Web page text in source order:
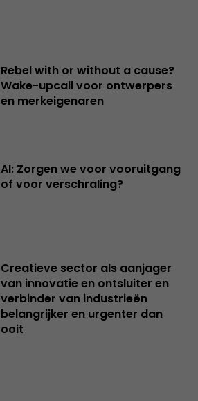
Rebel with or without a cause?
Wake-upcall voor ontwerpers
en merkeigenaren
AI: Zorgen we voor vooruitgang
of voor verschraling?
Creatieve sector als aanjager
van innovatie en ontsluiter en
verbinder van industrieën
belangrijker en urgenter dan
ooit